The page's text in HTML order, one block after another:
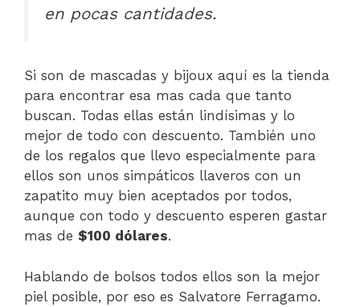
en pocas cantidades.
Si son de mascadas y bijoux aquí es la tienda
para encontrar esa mas cada que tanto
buscan. Todas ellas están lindísimas y lo
mejor de todo con descuento. También uno
de los regalos que llevo especialmente para
ellos son unos simpáticos llaveros con un
zapatito muy bien aceptados por todos,
aunque con todo y descuento esperen gastar
mas de $100 dólares.
Hablando de bolsos todos ellos son la mejor
piel posible, por eso es Salvatore Ferragamo.